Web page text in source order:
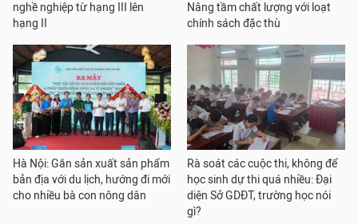
nghề nghiệp từ hạng III lên
hạng II
Nâng tầm chất lượng với loạt
chính sách đặc thù
Hà Nội: Gắn sản xuất sản phẩm
bản địa với du lịch, hướng đi mới
cho nhiều bà con nông dân
Rà soát các cuộc thi, không để
học sinh dự thi quá nhiều: Đại
diện Sở GDĐT, trường học nói
gì?